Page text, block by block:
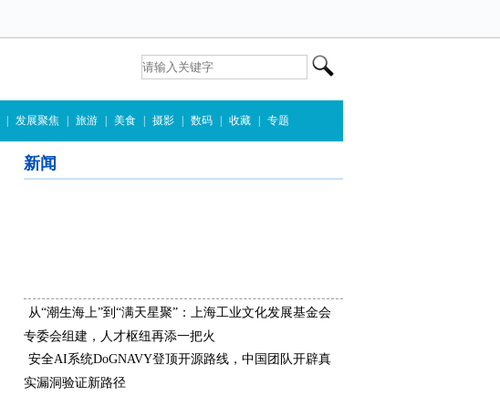
发展聚焦 旅游 美食 摄影 数码 收藏 专题
新闻
从“潮生海上”到“满天星聚”：上海工业文化发展基金会
专委会组建，人才枢纽再添一把火
安全AI系统DoGNAVY登顶开源路线，中国团队开辟真
实漏洞验证新路径